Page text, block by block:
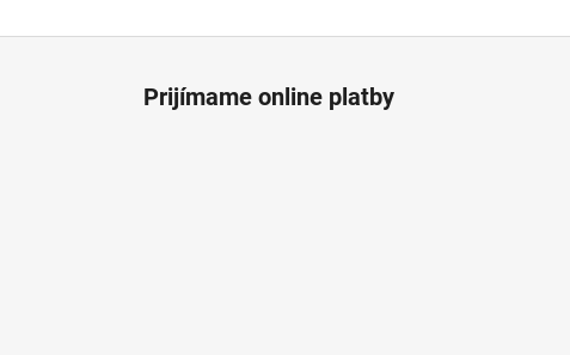
Prijímame online platby